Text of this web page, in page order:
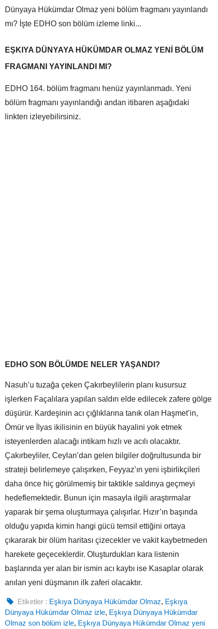
Dünyaya Hükümdar Olmaz yeni bölüm fragmanı yayınlandı
mı? İşte EDHO son bölüm izleme linki...
EŞKIYA DÜNYAYA HÜKÜMDAR OLMAZ YENİ BÖLÜM
FRAGMANI YAYINLANDI MI?
EDHO 164. bölüm fragmanı henüz yayınlanmadı. Yeni
bölüm fragmanı yayınlandığı andan itibaren aşağıdaki
linkten izleyebilirsiniz.
EDHO SON BÖLÜMDE NELER YAŞANDI?
Nasuh’u tuzağa çeken Çakırbeylilerin planı kusursuz
işlerken Façalılara yapılan saldırı elde edilecek zafere gölge
düşürür. Kardeşinin acı çığlıklarına tanık olan Haşmet’in,
Ömür ve İlyas ikilisinin en büyük hayalini yok etmek
isteyenlerden alacağı intikam hızlı ve acılı olacaktır.
Çakırbeyliler, Ceylan’dan gelen bilgiler doğrultusunda bir
strateji belirlemeye çalışırken, Feyyaz’ın yeni işbirlikçileri
daha önce hiç görülmemiş bir taktikle saldırıya geçmeyi
hedeflemektedir. Bunun için masayla ilgili araştırmalar
yaparak bir şema oluşturmaya çalışırlar. Hızır’ın başında
olduğu yapıda kimin hangi gücü temsil ettiğini ortaya
çıkararak bir ölüm haritası çizecekler ve vakit kaybetmeden
harekete geçeceklerdir. Oluşturdukları kara listenin
başlarında yer alan bir ismin acı kaybı ise Kasaplar olarak
anılan yeni düşmanın ilk zaferi olacaktır.
Etiketler : Eşkıya Dünyaya Hükümdar Olmaz, Eşkıya
Dünyaya Hükümdar Olmaz izle, Eşkıya Dünyaya Hükümdar
Olmaz son bölüm izle, Eşkıya Dünyaya Hükümdar Olmaz yeni